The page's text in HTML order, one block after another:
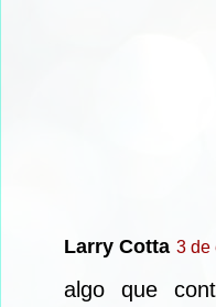
Larry Cotta 3 de
algo que